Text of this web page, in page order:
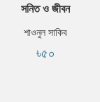
সনিত ও জীবন
শাওনুল সাকিব
৳৫০